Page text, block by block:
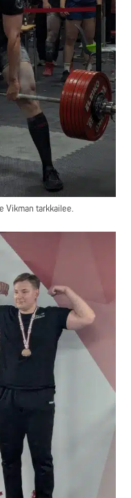
Vikman tarkkailee.